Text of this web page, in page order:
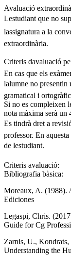
Avaluació
Lestudiant que no
lassignatura a la
extraordinària.
Criteris davaluació
En cas que els
lalumne no
gramatical i
Si no es compleixen
nota màxima serà un
Es tindrà dret a
professor. En
de lestudiant.
Criteris avaluació:
Bibliografia bàsica:
Moreaux, A. (1988).
Ediciones
Legaspi, Chris.
Guide for Cg
Zarnis, U.,
Understanding the